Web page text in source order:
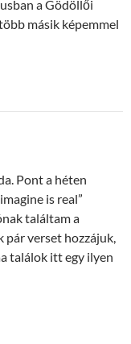
a Gödöllői
másik képemmel
Pont a héten
is real”
találtam a
pár verset hozzájuk,
találok itt egy ilyen